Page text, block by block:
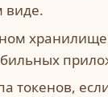
виде.
токенов,